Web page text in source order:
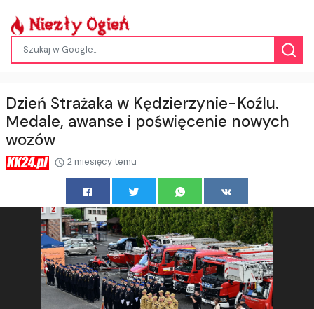
Dzień Strażaka w Kędzierzynie-Koźlu.
Medale, awanse i poświęcenie nowych
wozów
2 miesięcy temu